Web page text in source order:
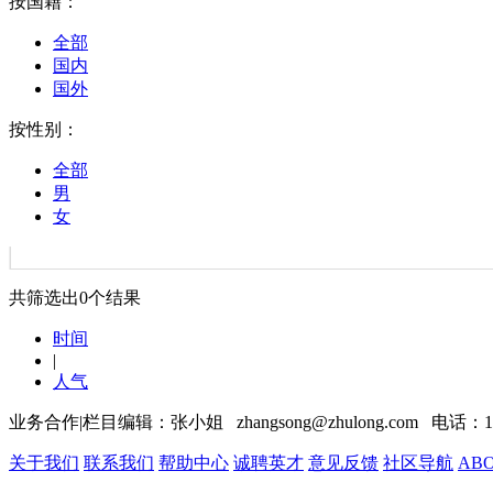
全部
国内
国外
按性别：
全部
男
女
共筛选出0个结果
时间
|
人气
业务合作|栏目编辑：张小姐 zhangsong@zhulong.com 电话：
关于我们 联系我们 帮助中心 诚聘英才 意见反馈 社区导航